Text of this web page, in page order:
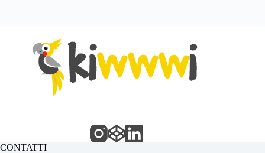
CONTATTI